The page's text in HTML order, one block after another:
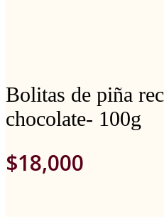
Bolitas de piña
chocolate- 100g
$18,000